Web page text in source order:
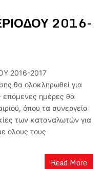
2016-
2016-2017
θα ολοκληρωθεί για
επόμενες ημέρες θα
όπου τα συνεργεία
των καταναλωτών για
όλους τους
Read More